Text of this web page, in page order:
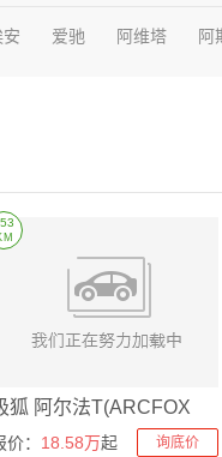
爱驰 阿维塔 阿
狐 阿尔法T(ARCFOX
价： 18.58万起 询底价